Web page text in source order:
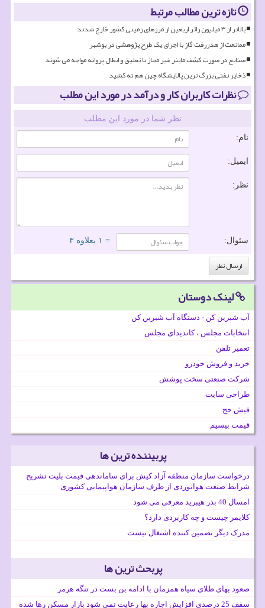
تازه ترین مطالب مرتبط
بالاتر از ۳ میلیون زائر اربعین از مرزهای زمینی کشور خارج شدند
ممانعت از هدررفت گاز با اجرای یک طرح پژوهشی در بوشهر
صنایع در صورت کشف ماینر غیر مجاز با تعلیق و ابطال پروانه مواجه می شوند
ذخایر نفتی بزرگ ترین پالایشگاه چین هم ته کشید
نظرات کاربران کار و درآمد در مورد این مطلب
نظر شما در مورد این مطلب
نام:
ایمیل:
نظر:
سئوال: = ۱ بعلاوه ۳
لینک دوستان
آب شیرین کن - دستگاه آب شیرین کن
انتخابات مجلس ، کاندیدای مجلس
تعمیر تلفن
خرید و فروش خودرو
شرکت صنعتی سخت پوشش
طراحی سایت
فیش حج
قیمت بیسیم
پربیننده ترین ها
درخواست سازمان منطقه آزاد کیش برای ساماندهی قیمت بلیت تشریح
شرایط صنعت هوانوردی از طرف سازمان هواپیمایی کشوری
امسال 40 بذر هیبرید معرفی می شود
کلایمر چیست و چه کاربردی دارد؟
مدرک دیگر تضمین کننده اشتغال نیست
پربحث ترین ها
صعود بهای طلای سیاه همزمان با ادامه بن بست در تنگه هرمز
سقف 25 درصدی افزایش اجاره بها رعایت نمی شود بازار مسکن رها شده